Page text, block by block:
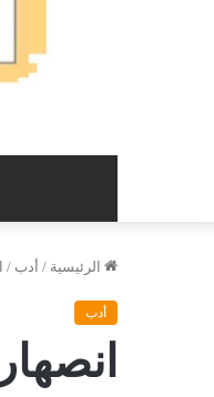
الرئيسية / أدب /
أدب
انصهار